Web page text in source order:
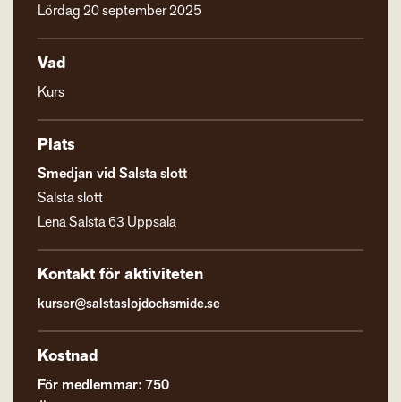
Lördag 20 september 2025
Vad
Kurs
Plats
Smedjan vid Salsta slott
Salsta slott
Lena Salsta 63 Uppsala
Kontakt för aktiviteten
kurser@salstaslojdochsmide.se
Kostnad
För medlemmar: 750